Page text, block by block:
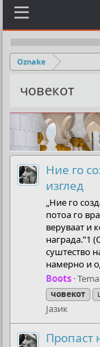
Oznake
човекот
Ние го
изглед
„Ние го
потоа го
веруваат и
награда.”1
суштество
намерно и
Boots Tema
човекот
Jазик
Пропаст